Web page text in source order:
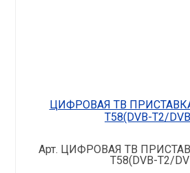
ЦИФРОВАЯ ТВ ПРИСТАВКА
T58(DVB-T2/
Арт. ЦИФРОВАЯ ТВ
T58(DVB-T2/